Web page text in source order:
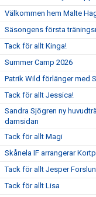
Välkommen hem Malte
Säsongens första
Tack för allt Kinga!
Summer Camp 2026
Patrik Wild förlänger med
Tack för allt Jessica!
Sandra Sjögren ny
damsidan
Tack för allt Magi
Skånela IF arrangerar
Tack för allt Jesper
Tack för allt Lisa